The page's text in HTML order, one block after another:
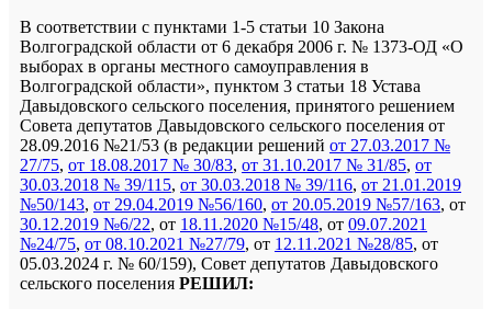
В соответствии с пунктами 1-5 статьи 10 Закона
Волгоградской области от 6 декабря 2006 г. № 1373-ОД «О
выборах в органы местного самоуправления в
Волгоградской области», пунктом 3 статьи 18 Устава
Давыдовского сельского поселения, принятого решением
Совета депутатов Давыдовского сельского поселения от
28.09.2016 №21/53 (в редакции решений от 27.03.2017 №
27/75, от 18.08.2017 № 30/83, от 31.10.2017 № 31/85, от
30.03.2018 № 39/115, от 30.03.2018 № 39/116, от 21.01.2019
№50/143, от 29.04.2019 №56/160, от 20.05.2019 №57/163, от
30.12.2019 №6/22, от 18.11.2020 №15/48, от 09.07.2021
№24/75, от 08.10.2021 №27/79, от 12.11.2021 №28/85, от
05.03.2024 г. № 60/159), Совет депутатов Давыдовского
сельского поселения РЕШИЛ: